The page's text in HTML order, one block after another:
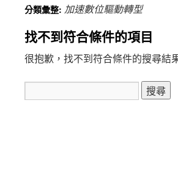
要
內
容
分類彙整: 加速數位驅動轉型
找不到符合條件的項目
很抱歉，找不到符合條件的搜尋結
尋